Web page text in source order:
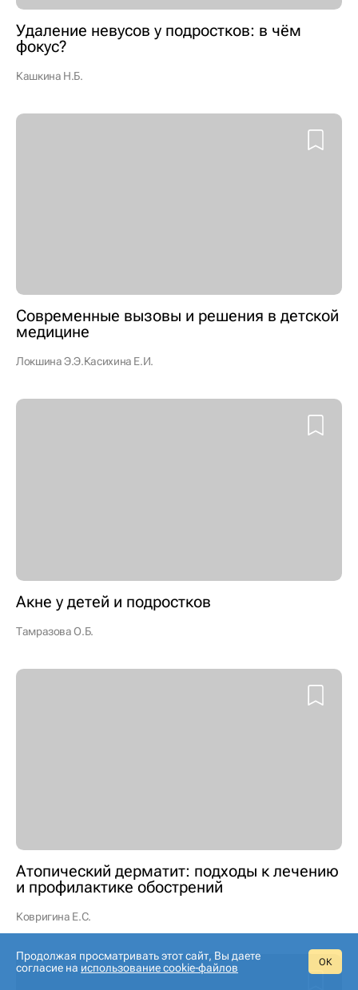
Удаление невусов у подростков: в чём
фокус?
Кашкина Н.Б.
Современные вызовы и решения в детской
медицине
Локшина Э.Э.Касихина Е.И.
Акне у детей и подростков
Тамразова О.Б.
Атопический дерматит: подходы к лечению
и профилактике обострений
Ковригина Е.С.
Продолжая просматривать этот сайт, Вы даете
согласие на использование cookie‑файлов ОК